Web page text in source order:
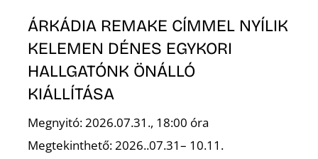
ÁRKÁDIA REMAKE CÍMMEL NYÍLIK
KELEMEN DÉNES EGYKORI
HALLGATÓNK ÖNÁLLÓ
KIÁLLÍTÁSA
Megnyitó: 2026.07.31., 18:00 óra
Megtekinthető: 2026..07.31– 10.11.